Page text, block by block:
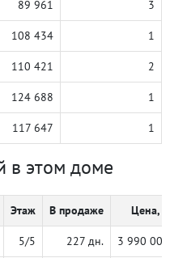
89 961 3
108 434 1
110 421 2
124 688 1
117 647 1
в этом доме
Этаж В продаже Цена, ₽
5/5 227 дн. 3 990 000